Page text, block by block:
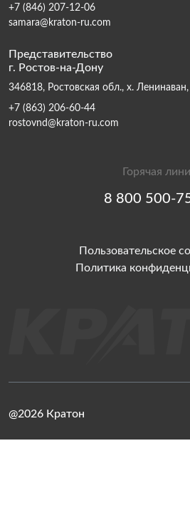
+7 (846) 207-12-06
samara@kraton-ru.com
Представительство
г. Ростов-на-Дону
346818, Ростовская обл., х.
+7 (863) 206-60-44
rostovnd@kraton-ru.com
Горячая
8 800 500-
Пользовательское
Политика
@2026 Кратон